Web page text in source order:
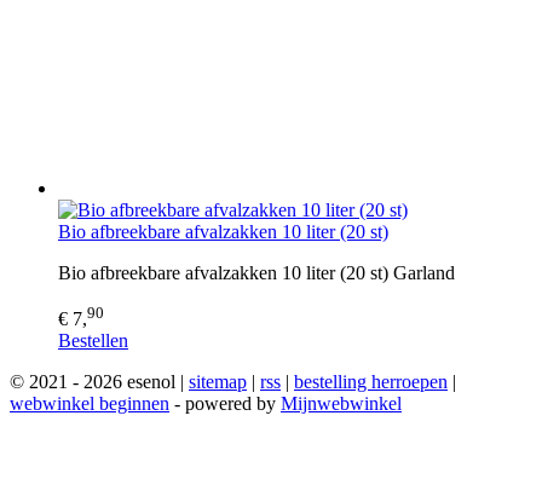
Bio afbreekbare afvalzakken 10 liter (20 st)
Bio afbreekbare afvalzakken 10 liter (20 st) Garland
€ 7,90
Bestellen
© 2021 - 2026 esenol | sitemap | rss | bestelling herroepen |
webwinkel beginnen - powered by Mijnwebwinkel